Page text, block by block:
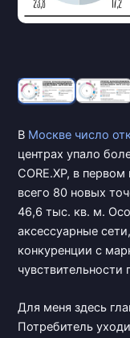
В Москве число
центрах упало
CORE.XP, в
всего 80 новых
46,6 тыс. кв. м.
аксессуарные
конкуренции с
чувствительности
Для меня здесь
Потребитель